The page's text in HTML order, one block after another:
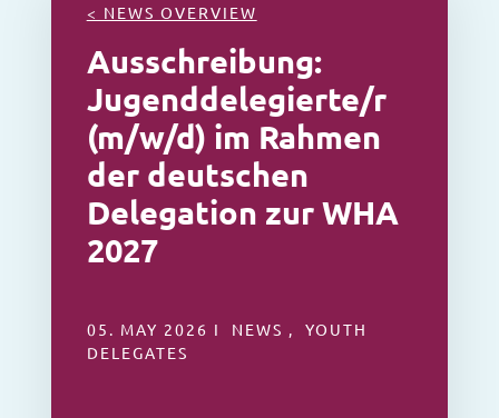
< NEWS OVERVIEW
Ausschreibung:
Jugenddelegierte/r
(m/w/d) im Rahmen
der deutschen
Delegation zur WHA
2027
05. MAY 2026 I NEWS , YOUTH
DELEGATES